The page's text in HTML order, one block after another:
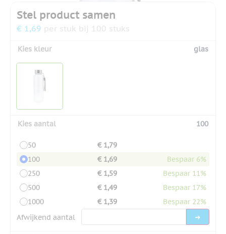
Stel product samen
€ 1,69 per stuk bij 100 stuks
Kies kleur glas
Kies aantal 100
50
€ 1,79
100
€ 1,69
Bespaar 6%
250
€ 1,59
Bespaar 11%
500
€ 1,49
Bespaar 17%
1000
€ 1,39
Bespaar 22%
Afwijkend aantal